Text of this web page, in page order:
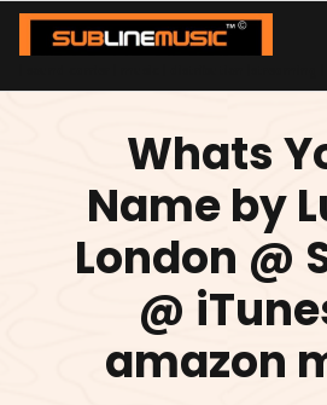
Zum
Inhalt
Whats
Name by
London @
@
amazon